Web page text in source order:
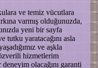
ve temiz vücutlara
varmış olduğunuzda,
yeni bir sayfa
tutku yaratacağını asla
ve aşkla
hizmetlerim
olacağını garanti